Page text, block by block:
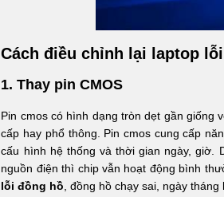
Cách điều chỉnh lại laptop
1. Thay pin CMOS
Pin cmos có hình dạng tròn dẹt gần giống
cấp hay phổ thông. Pin cmos cung cấp
cấu hình hệ thống và thời gian ngày, giờ.
nguồn điện thì chip vẫn hoạt động bình
lỗi đồng hồ , đồng hồ chạy sai, ngày tháng